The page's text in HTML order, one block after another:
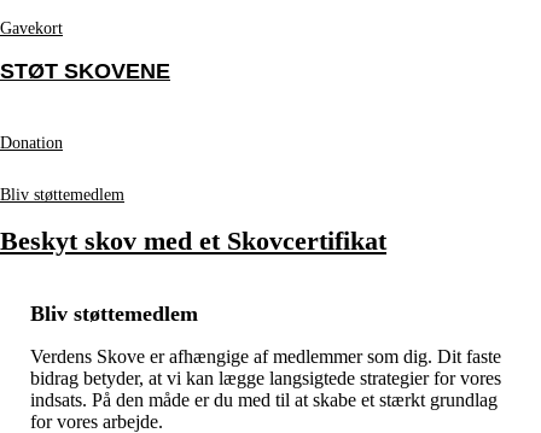
Gavekort
STØT SKOVENE
Donation
Bliv støttemedlem
Beskyt skov med et Skovcertifikat
Bliv støttemedlem
Verdens Skove er afhængige af medlemmer som dig. Dit faste
bidrag betyder, at vi kan lægge langsigtede strategier for vores
indsats. På den måde er du med til at skabe et stærkt grundlag
for vores arbejde.